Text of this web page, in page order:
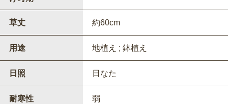
草丈 約60cm
用途 地植え ; 鉢植え
日照 日なた
耐寒性 弱